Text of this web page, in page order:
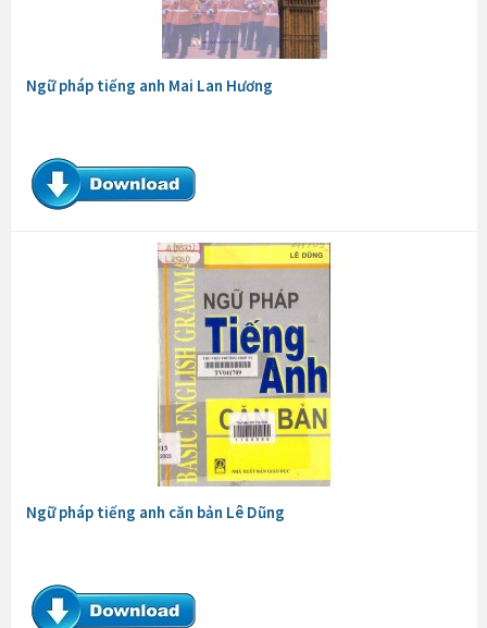
Ngữ pháp tiếng anh Mai Lan Hương
Ngữ pháp tiếng anh căn bản Lê Dũng